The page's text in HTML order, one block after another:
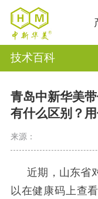
技术百科
青岛中新华美
有什么区别？
来源：
近期，山东省
以在健康码上查